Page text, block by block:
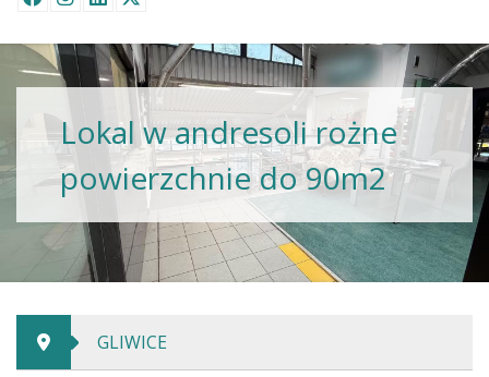
Lokal w andresoli rożne
powierzchnie do 90m2
GLIWICE